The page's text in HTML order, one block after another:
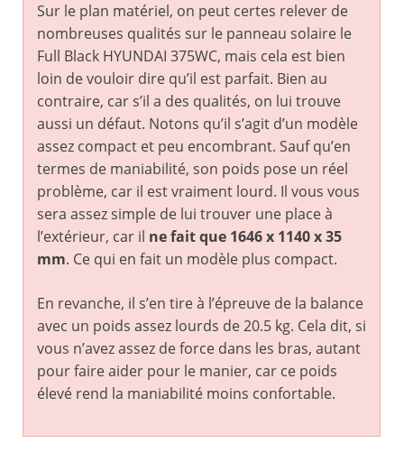
Sur le plan matériel, on peut certes relever de
nombreuses qualités sur le panneau solaire le
Full Black HYUNDAI 375WC, mais cela est bien
loin de vouloir dire qu’il est parfait. Bien au
contraire, car s’il a des qualités, on lui trouve
aussi un défaut. Notons qu’il s’agit d’un modèle
assez compact et peu encombrant. Sauf qu’en
termes de maniabilité, son poids pose un réel
problème, car il est vraiment lourd. Il vous vous
sera assez simple de lui trouver une place à
l’extérieur, car il ne fait que 1646 x 1140 x 35
mm. Ce qui en fait un modèle plus compact.
En revanche, il s’en tire à l’épreuve de la balance
avec un poids assez lourds de 20.5 kg. Cela dit, si
vous n’avez assez de force dans les bras, autant
pour faire aider pour le manier, car ce poids
élevé rend la maniabilité moins confortable.